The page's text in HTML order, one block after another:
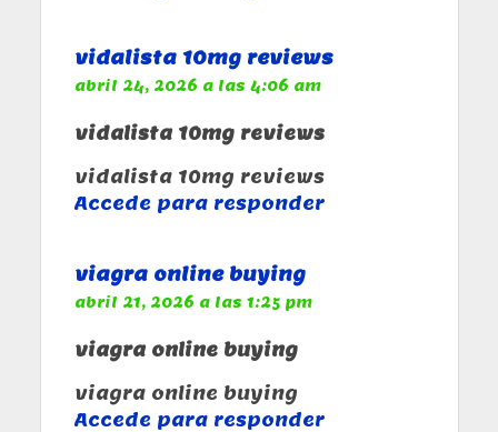
vidalista 10mg reviews
abril 24, 2026 a las 4:06 am
vidalista 10mg reviews
vidalista 10mg reviews
Accede para responder
viagra online buying
abril 21, 2026 a las 1:25 pm
viagra online buying
viagra online buying
Accede para responder